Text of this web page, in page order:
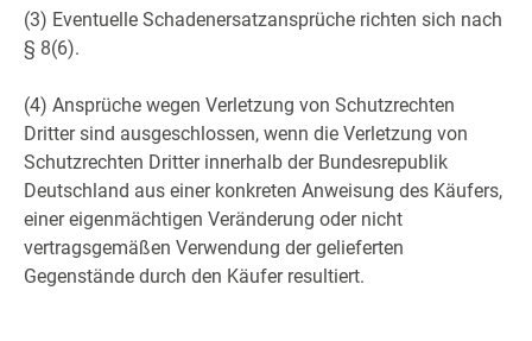
(3) Eventuelle Schadenersatzansprüche richten sich nach
§ 8(6).
(4) Ansprüche wegen Verletzung von Schutzrechten
Dritter sind ausgeschlossen, wenn die Verletzung von
Schutzrechten Dritter innerhalb der Bundesrepublik
Deutschland aus einer konkreten Anweisung des Käufers,
einer eigenmächtigen Veränderung oder nicht
vertragsgemäßen Verwendung der gelieferten
Gegenstände durch den Käufer resultiert.